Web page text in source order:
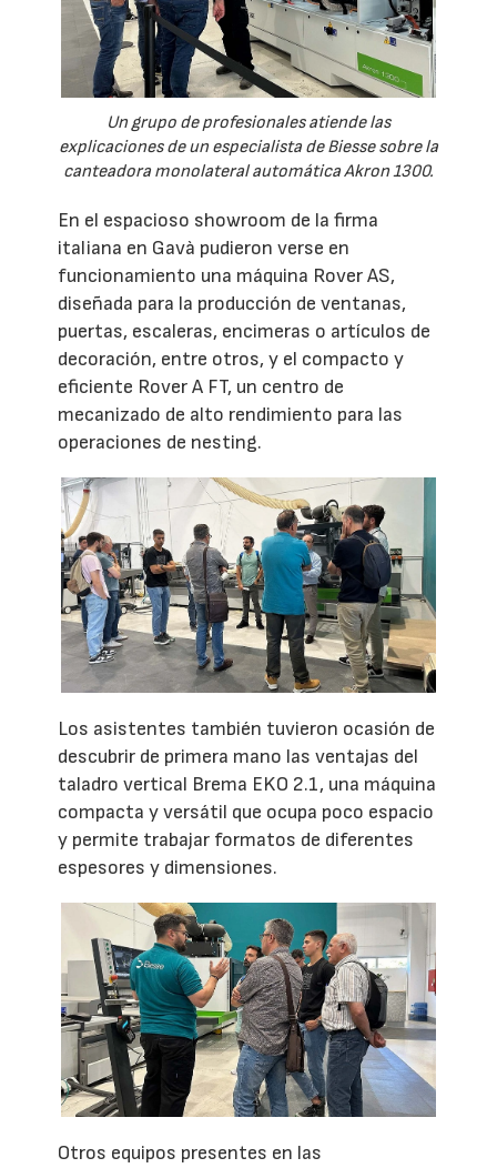
Un grupo de profesionales atiende las
explicaciones de un especialista de Biesse sobre la
canteadora monolateral automática Akron 1300.
En el espacioso showroom de la firma
italiana en Gavà pudieron verse en
funcionamiento una máquina Rover AS,
diseñada para la producción de ventanas,
puertas, escaleras, encimeras o artículos de
decoración, entre otros, y el compacto y
eficiente Rover A FT, un centro de
mecanizado de alto rendimiento para las
operaciones de nesting.
Los asistentes también tuvieron ocasión de
descubrir de primera mano las ventajas del
taladro vertical Brema EKO 2.1, una máquina
compacta y versátil que ocupa poco espacio
y permite trabajar formatos de diferentes
espesores y dimensiones.
Otros equipos presentes en las